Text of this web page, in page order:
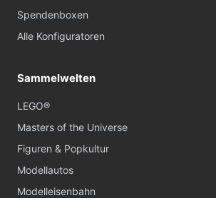
Spendenboxen
Alle Konfiguratoren
Sammelwelten
LEGO®
Masters of the Universe
Figuren & Popkultur
Modellautos
Modelleisenbahn